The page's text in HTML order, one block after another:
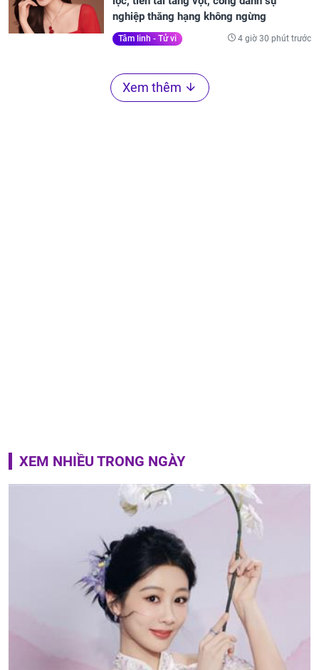
nghiệp thăng hạng không ngừng
Tâm linh - Tử vi 4 giờ 30 phút trước
Xem thêm
XEM NHIỀU TRONG NGÀY